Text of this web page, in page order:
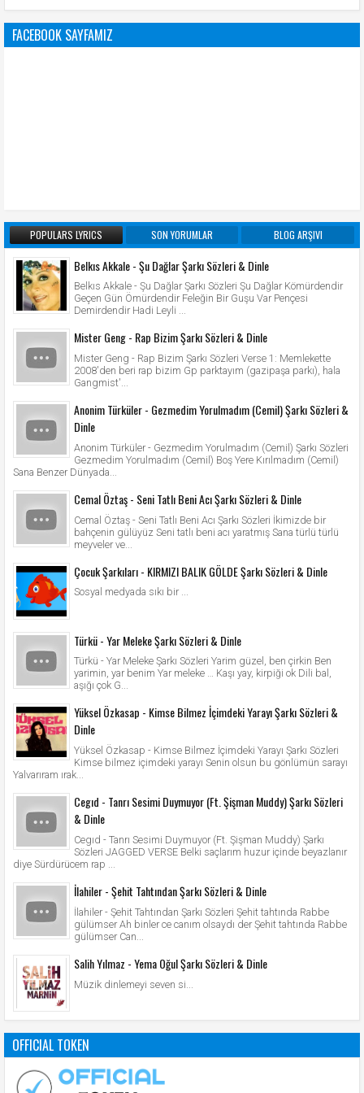
FACEBOOK SAYFAMIZ
POPULARS LYRICS SON YORUMLAR BLOG ARŞIVI
Belkıs Akkale - Şu Dağlar Şarkı Sözleri & Dinle
Belkıs Akkale - Şu Dağlar Şarkı Sözleri Şu Dağlar Kömürdendir
Geçen Gün Ömürdendir Feleğin Bir Guşu Var Pençesi
Demirdendir Hadi Leyli ...
Mister Geng - Rap Bizim Şarkı Sözleri & Dinle
Mister Geng - Rap Bizim Şarkı Sözleri Verse 1: Memlekette
2008'den beri rap bizim Gp parktayım (gazipaşa parkı), hala
Gangmist'...
Anonim Türküler - Gezmedim Yorulmadım (Cemil) Şarkı Sözleri &
Dinle
Anonim Türküler - Gezmedim Yorulmadım (Cemil) Şarkı Sözleri
Gezmedim Yorulmadım (Cemil) Boş Yere Kırılmadım (Cemil)
Sana Benzer Dünyada...
Cemal Öztaş - Seni Tatlı Beni Acı Şarkı Sözleri & Dinle
Cemal Öztaş - Seni Tatlı Beni Acı Şarkı Sözleri İkimizde bir
bahçenin gülüyüz Seni tatlı beni acı yaratmış Sana türlü türlü
meyveler ve...
Çocuk Şarkıları - KIRMIZI BALIK GÖLDE Şarkı Sözleri & Dinle
Sosyal medyada sıkı bir ...
Türkü - Yar Meleke Şarkı Sözleri & Dinle
Türkü - Yar Meleke Şarkı Sözleri Yarim güzel, ben çirkin Ben
yarimin, yar benim Yar meleke … Kaşı yay, kirpiği ok Dili bal,
aşığı çok G...
Yüksel Özkasap - Kimse Bilmez İçimdeki Yarayı Şarkı Sözleri &
Dinle
Yüksel Özkasap - Kimse Bilmez İçimdeki Yarayı Şarkı Sözleri
Kimse bilmez içimdeki yarayı Senin olsun bu gönlümün sarayı
Yalvarıram ırak...
Cegıd - Tanrı Sesimi Duymuyor (Ft. Şişman Muddy) Şarkı Sözleri
& Dinle
Cegıd - Tanrı Sesimi Duymuyor (Ft. Şişman Muddy) Şarkı
Sözleri JAGGED VERSE Belki saçlarım huzur içinde beyazlanır
diye Sürdürücem rap ...
İlahiler - Şehit Tahtından Şarkı Sözleri & Dinle
İlahiler - Şehit Tahtından Şarkı Sözleri Şehit tahtında Rabbe
gülümser Ah binler ce canım olsaydı der Şehit tahtında Rabbe
gülümser Can...
Salih Yılmaz - Yema Oğul Şarkı Sözleri & Dinle
Müzik dinlemeyi seven si...
OFFICIAL TOKEN